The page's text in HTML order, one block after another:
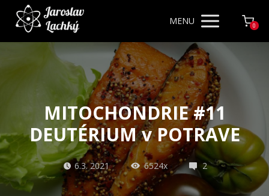
MENU 0
MITOCHONDRIE #11
DEUTÉRIUM v POTRAVE
6.3. 2021 6524x 2